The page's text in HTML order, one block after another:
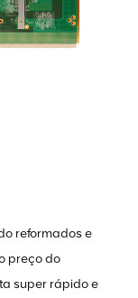
reformados e
preço do
super rápido e